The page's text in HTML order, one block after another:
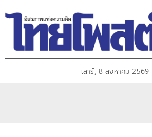
เสาร์, 8 สิงหาคม 2569